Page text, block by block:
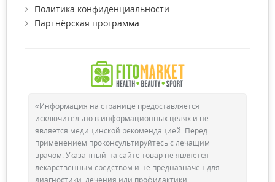
Политика конфиденциальности
Партнёрская программа
«Информация на странице предоставляется
исключительно в информационных целях и не
является медицинской рекомендацией. Перед
применением проконсультируйтесь с лечащим
врачом. Указанный на сайте товар не является
лекарственным средством и не предназначен для
диагностики, лечения или профилактики